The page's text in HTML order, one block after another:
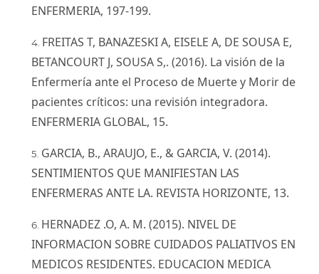
ENFERMERIA, 197-199.
FREITAS T, BANAZESKI A, EISELE A, DE SOUSA E,
BETANCOURT J, SOUSA S,. (2016). La visión de la
Enfermería ante el Proceso de Muerte y Morir de
pacientes críticos: una revisión integradora.
ENFERMERIA GLOBAL, 15.
GARCIA, B., ARAUJO, E., & GARCIA, V. (2014).
SENTIMIENTOS QUE MANIFIESTAN LAS
ENFERMERAS ANTE LA. REVISTA HORIZONTE, 13.
HERNADEZ .O, A. M. (2015). NIVEL DE
INFORMACION SOBRE CUIDADOS PALIATIVOS EN
MEDICOS RESIDENTES. EDUCACION MEDICA